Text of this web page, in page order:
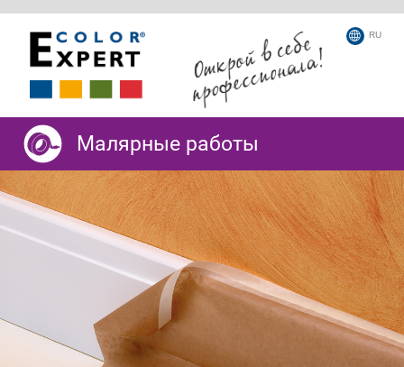
RU
Малярные работы